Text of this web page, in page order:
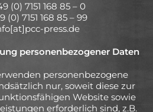
(0) 7151 168 85 – 0
(0) 7151 168 85 – 99
press.de
personenbezogener Daten
personenbezogene
nur, soweit diese zur
Website sowie
erforderlich sind, z.B.